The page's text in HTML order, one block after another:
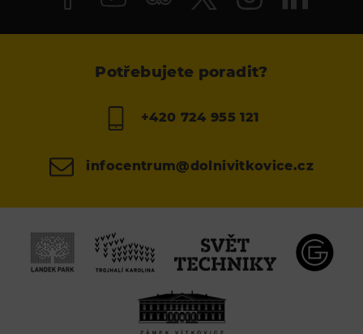
Potřebujete poradit?
+420 724 955 121
infocentrum@dolnivitkovice.cz